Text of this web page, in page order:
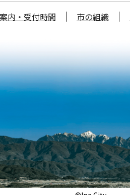
内・受付時間 市の組織